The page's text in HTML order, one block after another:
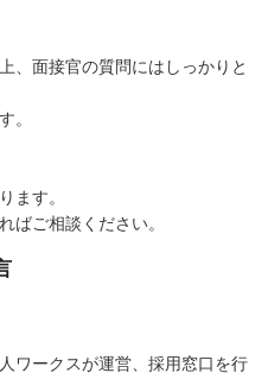
、面接官の質問にはしっかりと
。
ます。
ばご相談ください。
ワークスが運営、採用窓口を行